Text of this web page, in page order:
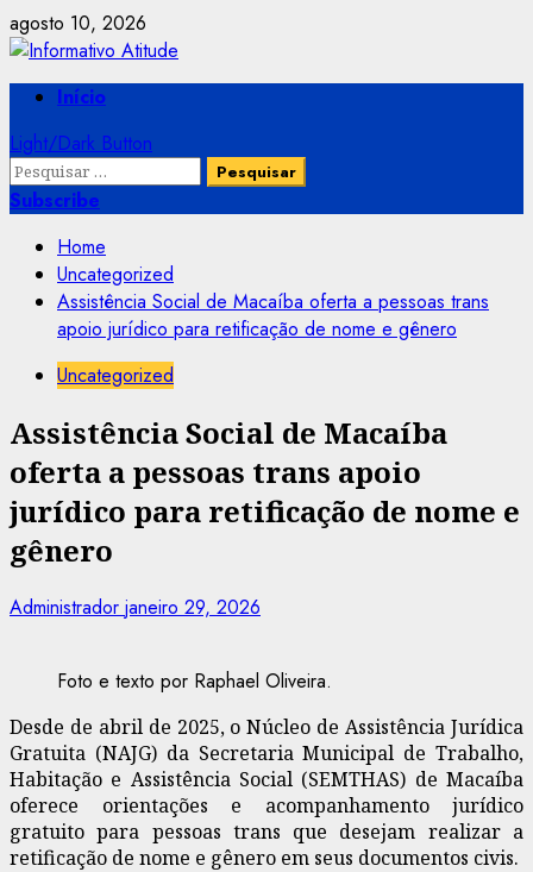
Skip
to
content
agosto 10, 2026
PrimaryInício
Light/Dark Button
Pesquisar
por:
Subscribe
Home
Uncategorized
Assistência Social de Macaíba oferta a pessoas trans
apoio jurídico para retificação de nome e gênero
Uncategorized
Assistência Social de Macaíba
oferta a pessoas trans apoio
jurídico para retificação de nome e
gênero
Administrador janeiro 29, 2026
Foto e texto por Raphael Oliveira.
Desde de abril de 2025, o Núcleo de Assistência Jurídica
Gratuita (NAJG) da Secretaria Municipal de Trabalho,
Habitação e Assistência Social (SEMTHAS) de Macaíba
oferece orientações e acompanhamento jurídico
gratuito para pessoas trans que desejam realizar a
retificação de nome e gênero em seus documentos civis.